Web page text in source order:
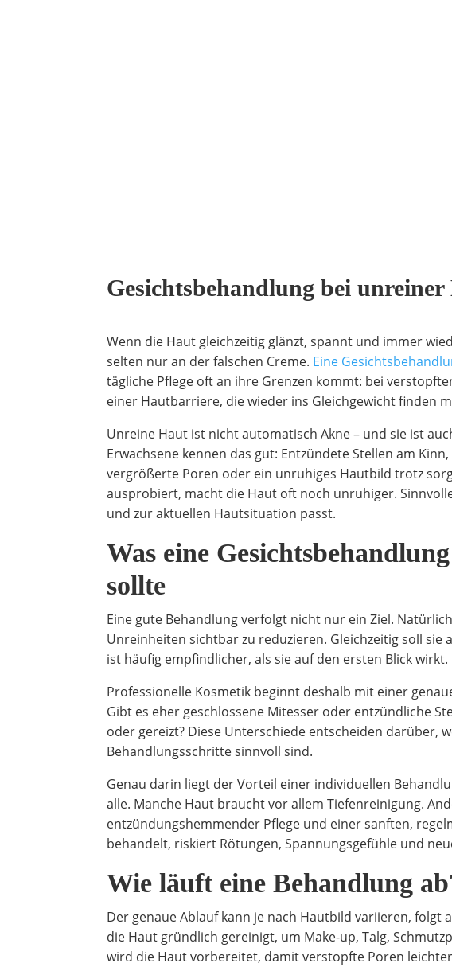
Gesichtsbehandlung bei
Wenn die Haut gleichzeitig glänzt, spannt und immer
selten nur an der falschen Creme. Eine
tägliche Pflege oft an ihre Grenzen kommt: bei
einer Hautbarriere, die wieder ins Gleichgewicht finden
Unreine Haut ist nicht automatisch Akne – und sie ist
Erwachsene kennen das gut: Entzündete Stellen am
vergrößerte Poren oder ein unruhiges Hautbild trotz
ausprobiert, macht die Haut oft noch unruhiger.
und zur aktuellen Hautsituation passt.
Was eine
sollte
Eine gute Behandlung verfolgt nicht nur ein Ziel.
Unreinheiten sichtbar zu reduzieren. Gleichzeitig soll
ist häufig empfindlicher, als sie auf den ersten Blick wirkt.
Professionelle Kosmetik beginnt deshalb mit einer
Gibt es eher geschlossene Mitesser oder entzündliche
oder gereizt? Diese Unterschiede entscheiden darüber,
Behandlungsschritte sinnvoll sind.
Genau darin liegt der Vorteil einer individuellen
alle. Manche Haut braucht vor allem Tiefenreinigung.
entzündungshemmender Pflege und einer sanften,
behandelt, riskiert Rötungen, Spannungsgefühle und
Wie läuft eine Behandlung
Der genaue Ablauf kann je nach Hautbild variieren, folgt
die Haut gründlich gereinigt, um Make-up, Talg,
wird die Haut vorbereitet, damit verstopfte Poren